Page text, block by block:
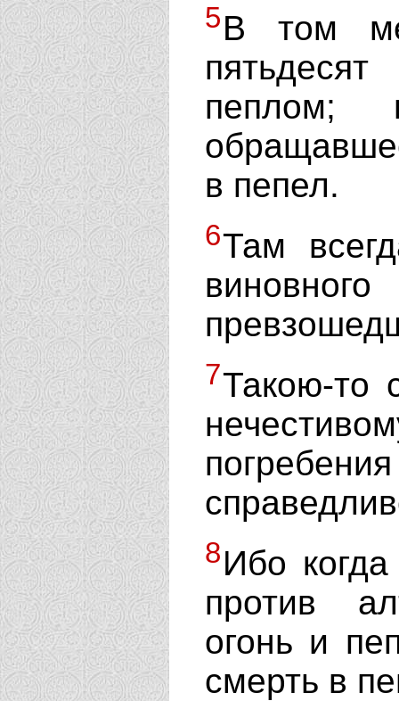
5В том
в пепел.
6Там
7Такою-то
8Ибо
против
огонь и
смерть в